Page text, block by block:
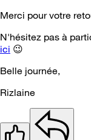
Merci pour votre
N'hésitez pas à
ici 😉
Belle journée,
Rizlaine